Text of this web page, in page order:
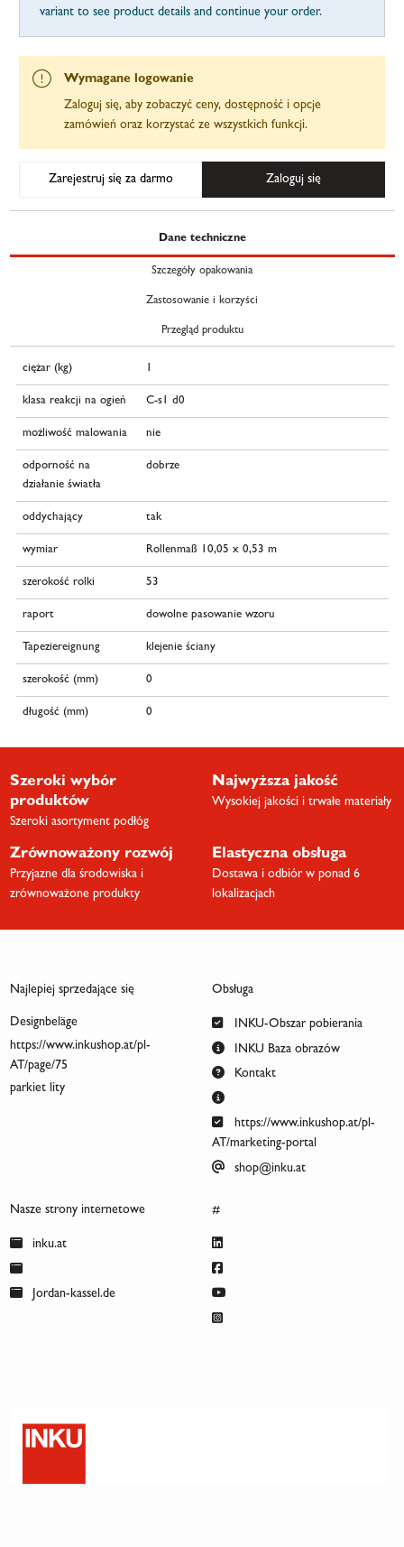
variant to see product details and continue your order.
Wymagane logowanie
Zaloguj się, aby zobaczyć ceny, dostępność i opcje
zamówień oraz korzystać ze wszystkich funkcji.
Zarejestruj się za darmo Zaloguj się
Dane techniczne
Szczegóły opakowania
Zastosowanie i korzyści
Przegląd produktu
ciężar (kg) 1
klasa reakcji na ogień C-s1 d0
możliwość malowania nie
odporność na
działanie światła
dobrze
oddychający tak
wymiar Rollenmaß 10,05 x 0,53 m
szerokość rolki 53
raport dowolne pasowanie wzoru
Tapeziereignung klejenie ściany
szerokość (mm) 0
długość (mm) 0
Szeroki wybór
produktów
Szeroki asortyment podłóg
Najwyższa jakość
Wysokiej jakości i trwałe materiały
Zrównoważony rozwój
Przyjazne dla środowiska i
zrównoważone produkty
Elastyczna obsługa
Dostawa i odbiór w ponad 6
lokalizacjach
Najlepiej sprzedające się
Designbeläge
https://www.inkushop.at/pl-
AT/page/75
parkiet lity
Obsługa
INKU-Obszar pobierania
INKU Baza obrazów
Kontakt
https://www.inkushop.at/pl-
AT/marketing-portal
shop@inku.at
Nasze strony internetowe
inku.at
Jordan-kassel.de
#